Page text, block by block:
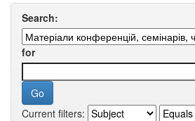
Search:
for
Current filters: